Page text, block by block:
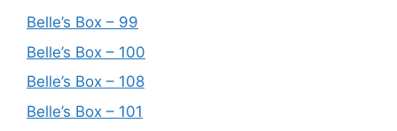
Belle’s Box – 99
Belle’s Box – 100
Belle’s Box – 108
Belle’s Box – 101